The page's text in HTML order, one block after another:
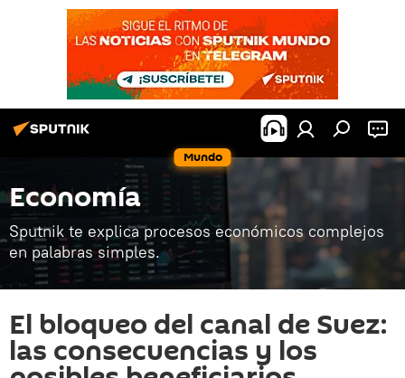
Mundo
Economía
Sputnik te explica procesos económicos complejos
en palabras simples.
El bloqueo del canal de Suez:
las consecuencias y los